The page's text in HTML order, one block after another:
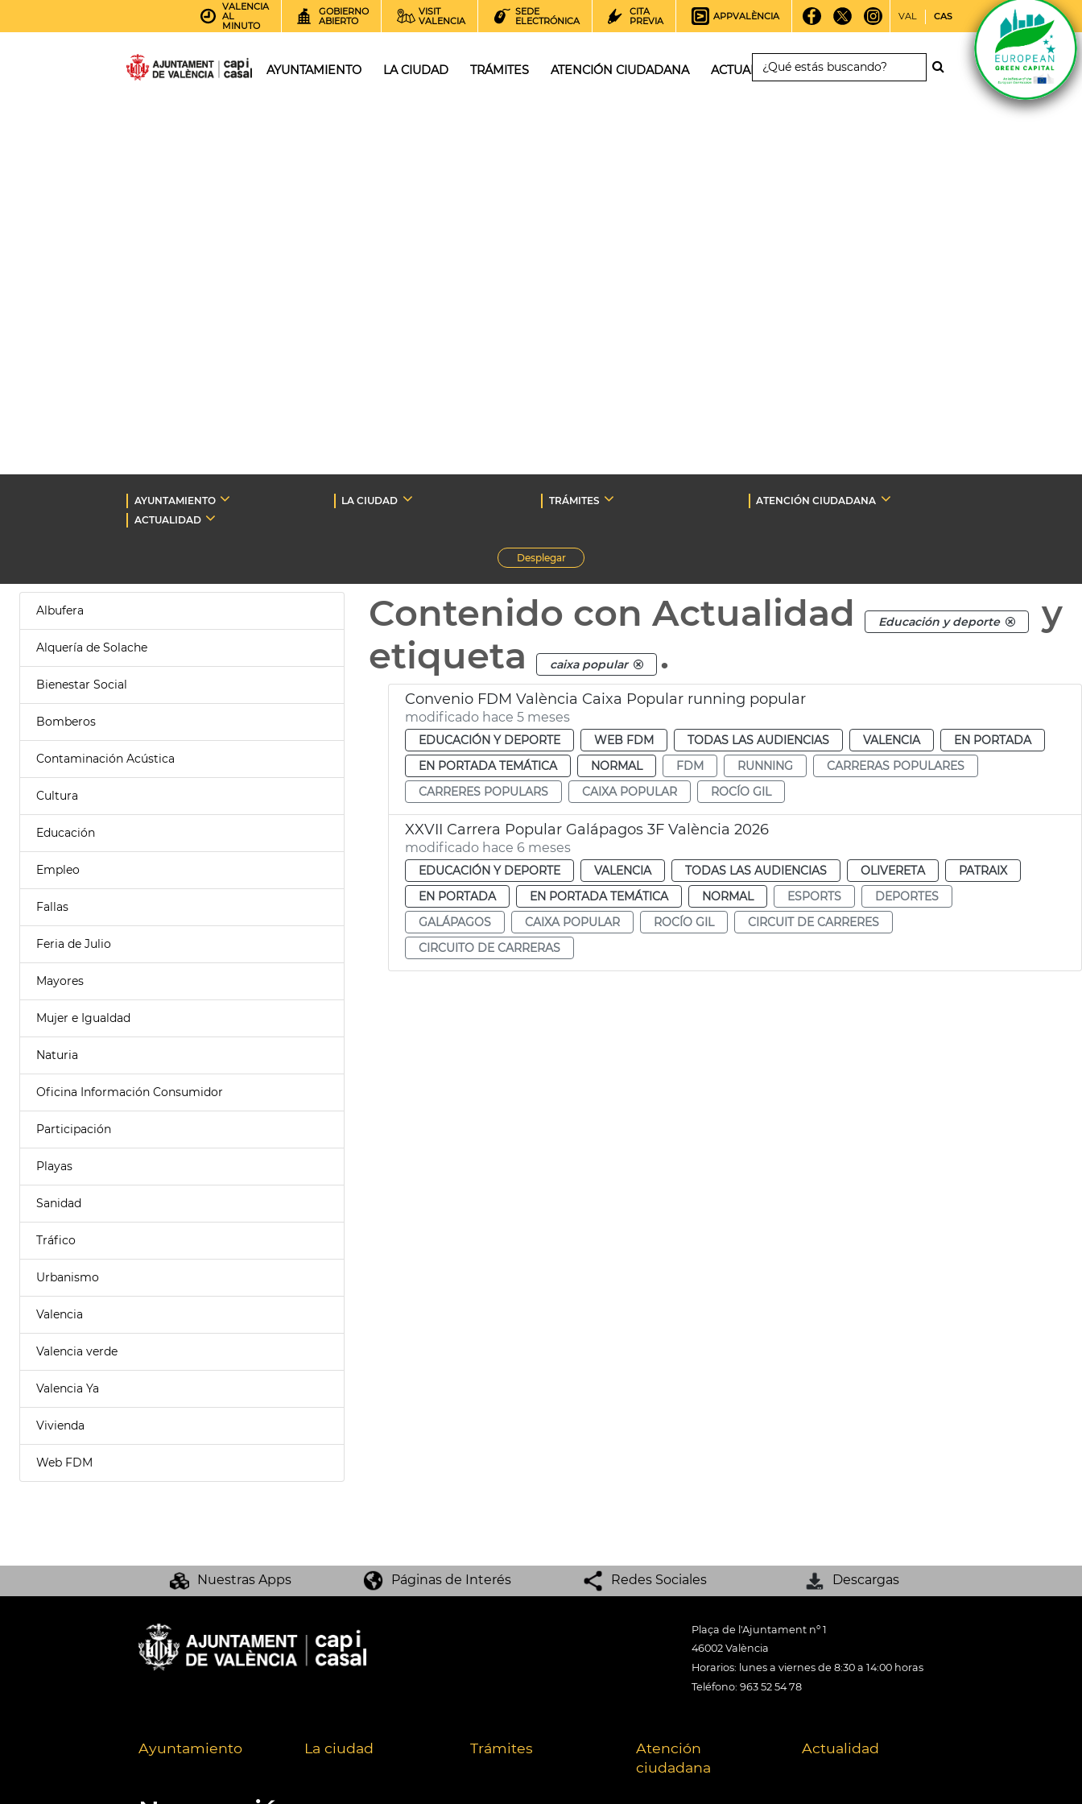
VALENCIA
AL
MINUTO
GOBIERNO
ABIERTO
VISIT
VALENCIA
SEDE
ELECTRÓNICA
CITA
PREVIA
APPVALÈNCIA VAL CAS
AYUNTAMIENTO LA CIUDAD TRÁMITES ATENCIÓN CIUDADANA ACTUALIDAD
AYUNTAMIENTO LA CIUDAD TRÁMITES
ATENCIÓN CIUDADANA
ACTUALIDAD
Desplegar
Albufera
Alquería de Solache
Bienestar Social
Bomberos
Contaminación Acústica
Cultura
Educación
Empleo
Fallas
Feria de Julio
Mayores
Mujer e Igualdad
Naturia
Oficina Información Consumidor
Participación
Playas
Sanidad
Tráfico
Urbanismo
Valencia
Valencia verde
Valencia Ya
Vivienda
Web FDM
Contenido con Actualidad Educación y deporte
y
etiqueta
caixa popular .
Convenio FDM València Caixa Popular running popular
modificado hace 5 meses
EDUCACIÓN Y DEPORTE WEB FDM TODAS LAS AUDIENCIAS VALENCIA
EN PORTADA
EN PORTADA TEMÁTICA
NORMAL FDM RUNNING
CARRERAS POPULARES
CARRERES POPULARS
CAIXA POPULAR ROCÍO GIL
XXVII Carrera Popular Galápagos 3F València 2026
modificado hace 6 meses
EDUCACIÓN Y DEPORTE VALENCIA TODAS LAS AUDIENCIAS OLIVERETA
PATRAIX
EN PORTADA
EN PORTADA TEMÁTICA NORMAL ESPORTS
DEPORTES
GALÁPAGOS
CAIXA POPULAR ROCÍO GIL
CIRCUIT DE CARRERES
CIRCUITO DE CARRERAS
Nuestras Apps Páginas de Interés Redes Sociales Descargas
Plaça de l'Ajuntament nº 1
46002 València
Horarios: lunes a viernes de 8:30 a 14:00 horas
Teléfono: 963 52 54 78
Ayuntamiento La ciudad Trámites
Atención
ciudadana
Actualidad